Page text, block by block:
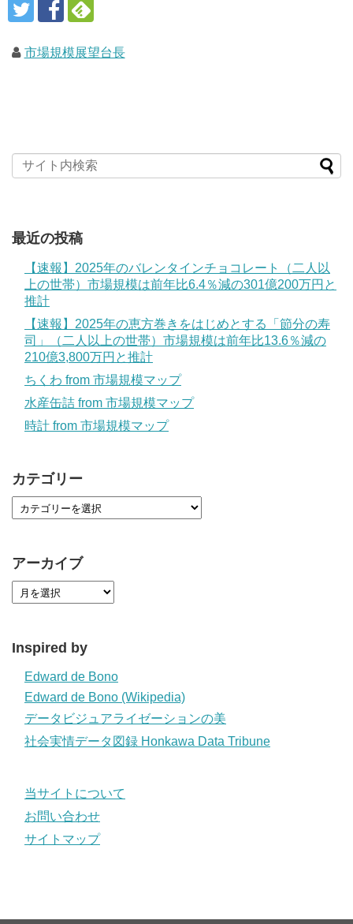
市場規模展望台長
最近の投稿
【速報】2025年のバレンタインチョコレート（二人以
上の世帯）市場規模は前年比6.4％減の301億200万円と
推計
【速報】2025年の恵方巻きをはじめとする「節分の寿
司」（二人以上の世帯）市場規模は前年比13.6％減の
210億3,800万円と推計
ちくわ from 市場規模マップ
水産缶詰 from 市場規模マップ
時計 from 市場規模マップ
カテゴリー
アーカイブ
Inspired by
Edward de Bono
Edward de Bono (Wikipedia)
データビジュアライゼーションの美
社会実情データ図録 Honkawa Data Tribune
当サイトについて
お問い合わせ
サイトマップ